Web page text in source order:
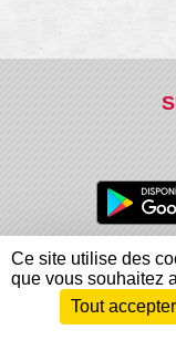
Charte
Informations
Envie de participer ?
Ce site utilise des
que vous souhaitez
Tout accepter